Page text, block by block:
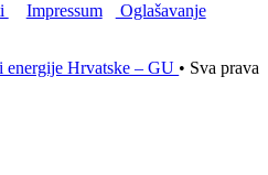
Impressum
Oglašavanje
Hrvatske – GU • Sva prava